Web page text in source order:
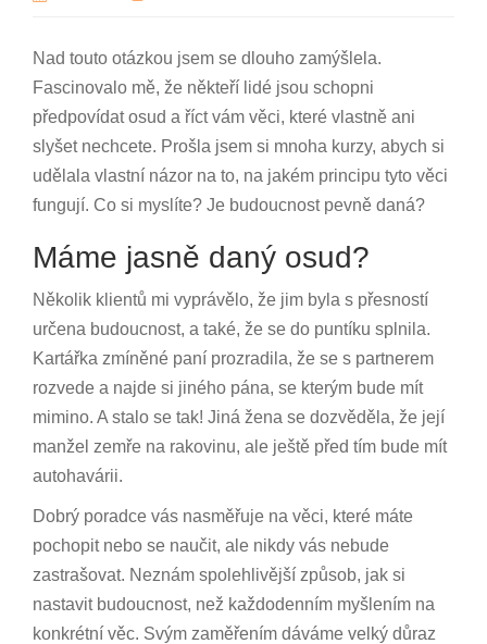
Nad touto otázkou jsem se dlouho zamýšlela.
Fascinovalo mě, že někteří lidé jsou schopni
předpovídat osud a říct vám věci, které vlastně ani
slyšet nechcete. Prošla jsem si mnoha kurzy, abych si
udělala vlastní názor na to, na jakém principu tyto věci
fungují. Co si myslíte? Je budoucnost pevně daná?
Máme jasně daný osud?
Několik klientů mi vyprávělo, že jim byla s přesností
určena budoucnost, a také, že se do puntíku splnila.
Kartářka zmíněné paní prozradila, že se s partnerem
rozvede a najde si jiného pána, se kterým bude mít
mimino. A stalo se tak! Jiná žena se dozvěděla, že její
manžel zemře na rakovinu, ale ještě před tím bude mít
autohavárii.
Dobrý poradce vás nasměřuje na věci, které máte
pochopit nebo se naučit, ale nikdy vás nebude
zastrašovat. Neznám spolehlivější způsob, jak si
nastavit budoucnost, než každodenním myšlením na
konkrétní věc. Svým zaměřením dáváme velký důraz